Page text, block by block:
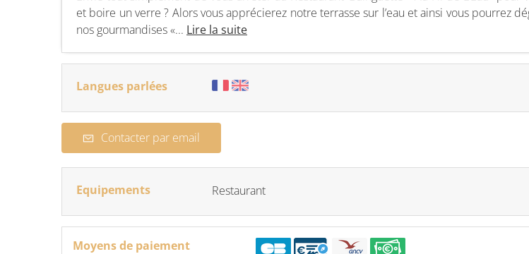
et boire un verre ? Alors vous apprécierez notre terrasse sur l’eau et ainsi vous pourrez
nos gourmandises «... Lire la suite
Langues parlées
Contacter par email
Equipements Restaurant
Moyens de paiement